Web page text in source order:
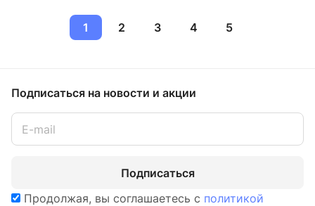
1 2 3 4 5
Подписаться на новости и акции
Подписаться
Продолжая, вы соглашаетесь с политикой